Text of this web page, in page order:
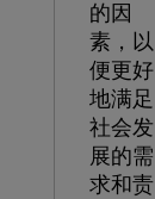
的因
素，以
便更好
地满足
社会发
展的需
求和责